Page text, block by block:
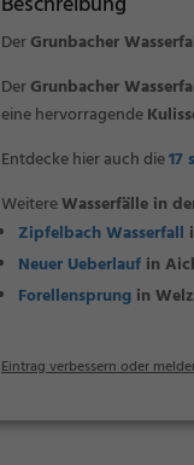
DerGrunbacher
DerGrunbacher
eine hervorragende
Entdecke hier auch die17
WeitereWasserfälle in
Zipfelbach Wasserfall
Neuer Ueberlauf in
Forellensprung in
Eintrag verbessern oder